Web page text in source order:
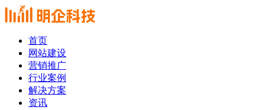
首页
网站建设
营销推广
行业案例
解决方案
资讯